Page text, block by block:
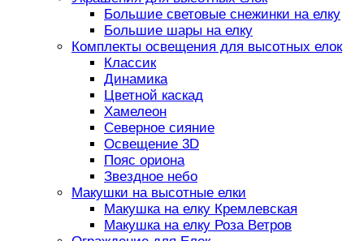
Большие световые снежинки на елку
Большие шары на елку
Комплекты освещения для высотных елок
Классик
Динамика
Цветной каскад
Хамелеон
Северное сияние
Освещение 3D
Пояс ориона
Звездное небо
Макушки на высотные елки
Макушка на елку Кремлевская
Макушка на елку Роза Ветров